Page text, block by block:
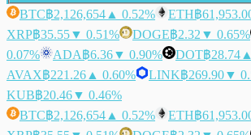
BTC฿2,126,654 ▲ 0.52% ETH฿
XRP฿35.55▼ 0.51% DOGE฿2.32 ▼ 0.65%
0.07%
ADA฿6.36▼ 0.90% DOT฿28.74
AVAX฿221.26 ▲ 0.60% LINK฿269.90▼
KUB฿20.46▼ 0.46%
BTC฿2,126,654 ▲ 0.52% ETH฿